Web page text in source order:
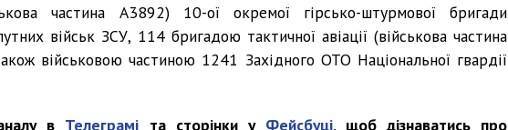
частина А3892) 10-ої окремої гірсько-штурмової бригади
військ ЗСУ, 114 бригадою тактичної авіації (військова частина
військовою частиною 1241 Західного ОТО Національної гвардії
в Телеграмі та сторінки у Фейсбуці, щоб дізнаватись про